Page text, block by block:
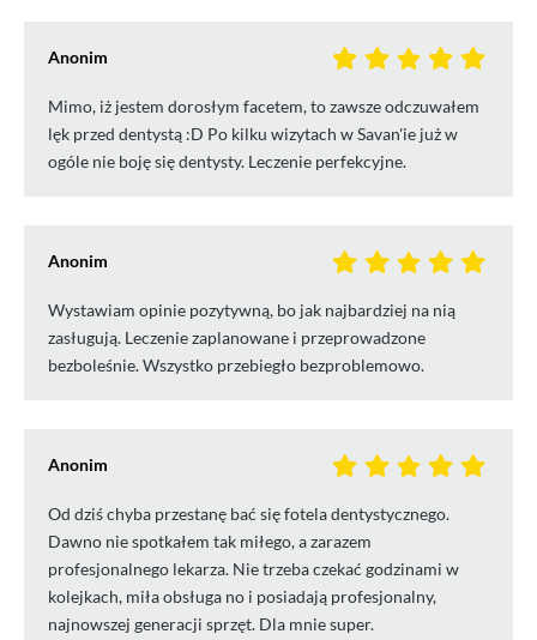
Anonim
Mimo, iż jestem dorosłym facetem, to zawsze odczuwałem
lęk przed dentystą :D Po kilku wizytach w Savan'ie już w
ogóle nie boję się dentysty. Leczenie perfekcyjne.
Anonim
Wystawiam opinie pozytywną, bo jak najbardziej na nią
zasługują. Leczenie zaplanowane i przeprowadzone
bezboleśnie. Wszystko przebiegło bezproblemowo.
Anonim
Od dziś chyba przestanę bać się fotela dentystycznego.
Dawno nie spotkałem tak miłego, a zarazem
profesjonalnego lekarza. Nie trzeba czekać godzinami w
kolejkach, miła obsługa no i posiadają profesjonalny,
najnowszej generacji sprzęt. Dla mnie super.